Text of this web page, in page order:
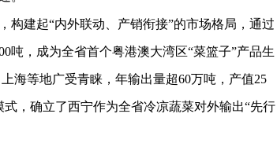
建起“内外联动、产销衔接”的市场格局，通过
吨，成为全省首个粤港澳大湾区“菜篮子”产品生
海等地广受青睐，年输出量超60万吨，产值25
式，确立了西宁作为全省冷凉蔬菜对外输出“先行